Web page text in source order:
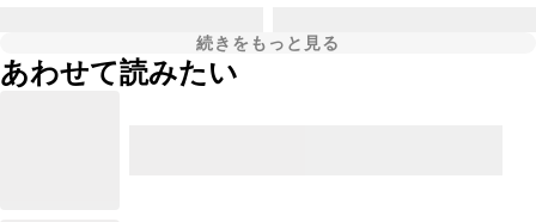
続きをもっと見る
あわせて読みたい